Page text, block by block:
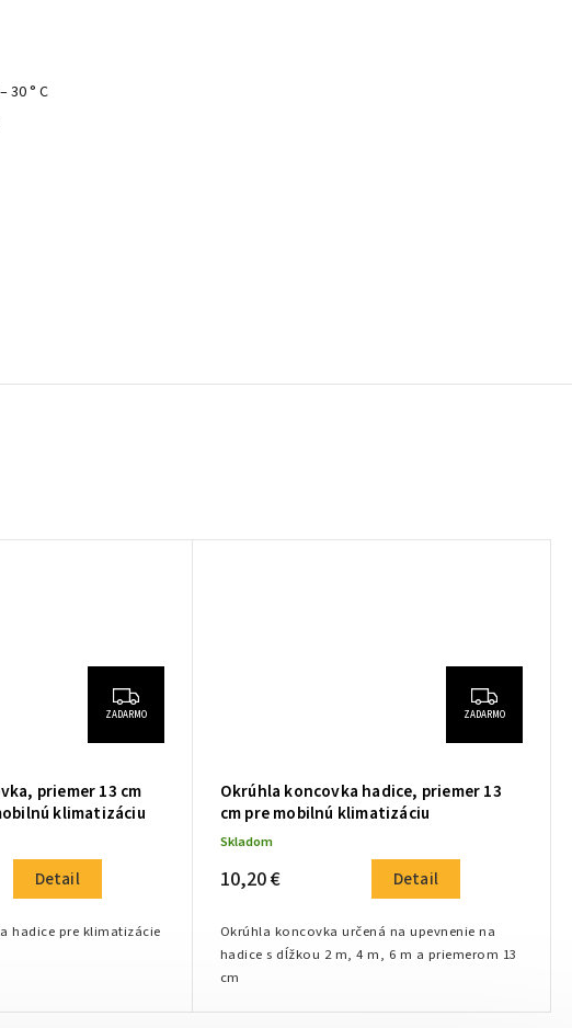
30 ° C
ZADARMO
priemer 13 cm
klimatizáciu
Detail
hadice pre klimatizácie
ZADARMO
Okrúhla koncovka hadice, priemer 13
cm pre mobilnú klimatizáciu
Skladom
10,20 € Detail
Okrúhla koncovka určená na upevnenie na
hadice s dĺžkou 2 m, 4 m, 6 m a priemerom 13
cm